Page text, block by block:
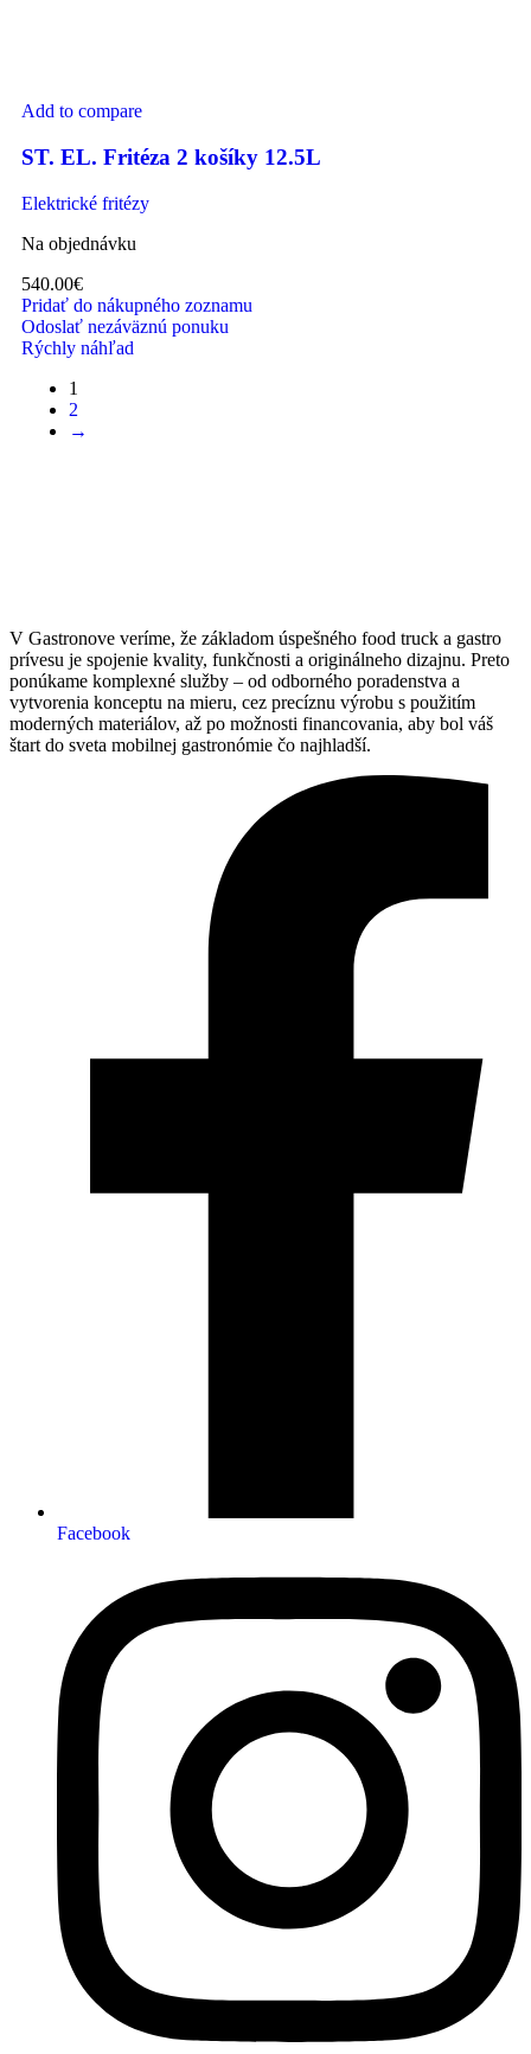
Add to compare
ST. EL. Fritéza 2 košíky 12.5L
Elektrické fritézy
Na objednávku
540.00€
Pridať do nákupného zoznamu
Odoslať nezáväznú ponuku
Rýchly náhľad
1
2
→
V Gastronove veríme, že základom úspešného food truck a gastro
prívesu je spojenie kvality, funkčnosti a originálneho dizajnu. Preto
ponúkame komplexné služby – od odborného poradenstva a
vytvorenia konceptu na mieru, cez precíznu výrobu s použitím
moderných materiálov, až po možnosti financovania, aby bol váš
štart do sveta mobilnej gastronómie čo najhladší.
Facebook